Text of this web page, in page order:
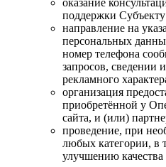
поддержки
направление на
персональных
номер телефона
запросов, сведении
рекламного
организация
приобретённой у
сайта, и (или)
проведение, при
любых категории, в
улучшению качества